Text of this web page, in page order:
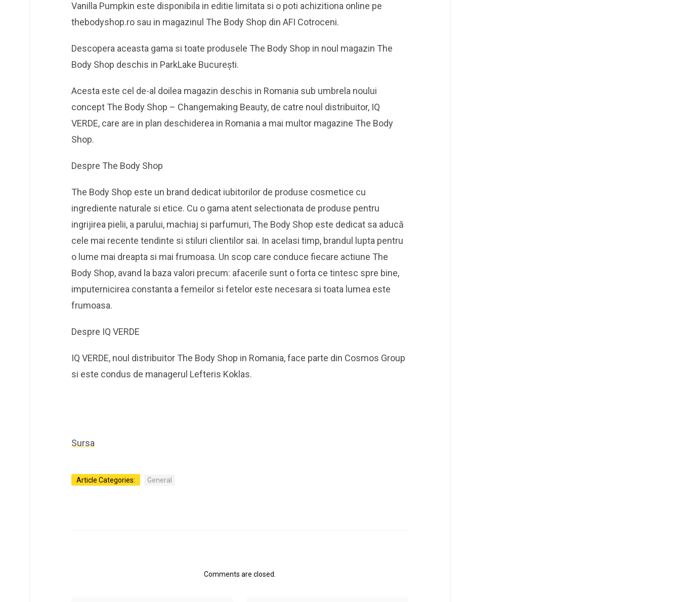
Vanilla Pumpkin este disponibila in editie limitata si o poti achizitiona online pe
thebodyshop.ro sau in magazinul The Body Shop din AFI Cotroceni.
Descopera aceasta gama si toate produsele The Body Shop in noul magazin The
Body Shop deschis in ParkLake București.
Acesta este cel de-al doilea magazin deschis in Romania sub umbrela noului
concept The Body Shop – Changemaking Beauty, de catre noul distribuitor, IQ
VERDE, care are in plan deschiderea in Romania a mai multor magazine The Body
Shop.
Despre The Body Shop
The Body Shop este un brand dedicat iubitorilor de produse cosmetice cu
ingrediente naturale si etice. Cu o gama atent selectionata de produse pentru
ingrijirea pielii, a parului, machiaj si parfumuri, The Body Shop este dedicat sa aducă
cele mai recente tendinte si stiluri clientilor sai. In acelasi timp, brandul lupta pentru
o lume mai dreapta si mai frumoasa. Un scop care conduce fiecare actiune The
Body Shop, avand la baza valori precum: afacerile sunt o forta ce tintesc spre bine,
imputernicirea constanta a femeilor si fetelor este necesara si toata lumea este
frumoasa.
Despre IQ VERDE
IQ VERDE, noul distribuitor The Body Shop in Romania, face parte din Cosmos Group
si este condus de managerul Lefteris Koklas.
Sursa
Article Categories: General
Comments are closed.